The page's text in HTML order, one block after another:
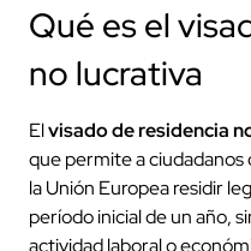
Qué es el
no lucrativa
Elvisado de residencia
que permite a
la Unión Europea residir
período inicial de un año,
actividad laboral o